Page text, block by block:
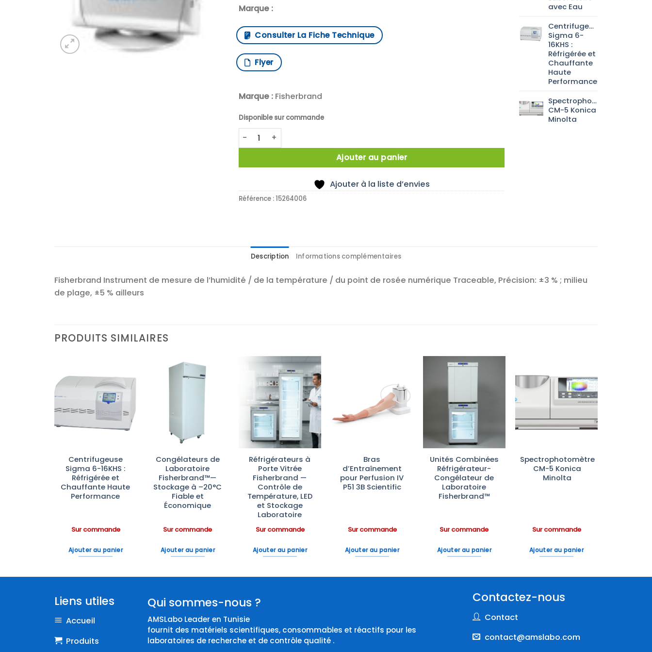
Marque :
Consulter La Fiche Technique
Flyer
Marque :Fisherbrand
Disponible sur commande
quantité de HUMIDITY/TEMPERATURE/DEW POINT METER
Ajouter au panier
Ajouter à la liste d’envies
Référence :15264006
avec Eau
Centrifugeuse
Sigma 6-
16KHS :
Réfrigérée et
Chauffante
Haute
Performance
Spectrophotomètre
CM-5 Konica
Minolta
Description Informations complémentaires
Fisherbrand Instrument de mesure de l’humidité / de la température / du point de rosée numérique Traceable, Précision: ±3 % ; milieu
de plage, ±5 % ailleurs
PRODUITS SIMILAIRES
Ajouter
d’envies
Centrifugeuse
Sigma 6-16KHS :
Réfrigérée et
Chauffante Haute
Performance
Sur commande
Ajouter au panier
Congélateurs de
Laboratoire
Fisherbrand™—
Stockage à –20°C
Fiable et
Économique
Sur commande
Ajouter au panier
Ajouter
à la liste
d’envies
Réfrigérateurs à
Porte Vitrée
Fisherbrand —
Contrôle de
Température, LED
et Stockage
Laboratoire
Sur commande
Ajouter au panier
Ajouter
à la liste
d’envies
Bras
d’Entraînement
pour Perfusion IV
P51 3B Scientific
Sur commande
Ajouter au panier
Ajouter
à la liste
Unités Combinées
Réfrigérateur-
Congélateur de
Laboratoire
Fisherbrand™
Sur commande
Ajouter au panier
Ajouter
Spectrophotomètre
CM-5 Konica
Minolta
Sur commande
Ajouter au panier
Liens utiles
Accueil
Produits
Qui sommes-nous ?
AMSLabo Leader en Tunisie
fournit des matériels scientifiques, consommables et réactifs pour les
laboratoires de recherche et de contrôle qualité .
Contactez-nous
Contact
contact@amslabo.com